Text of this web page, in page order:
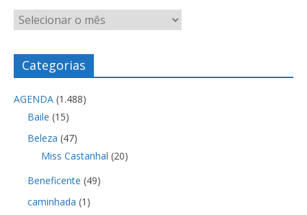
Categorias
AGENDA(1.488)
Baile (15)
Beleza (47)
Miss Castanhal (20)
Beneficente (49)
caminhada (1)